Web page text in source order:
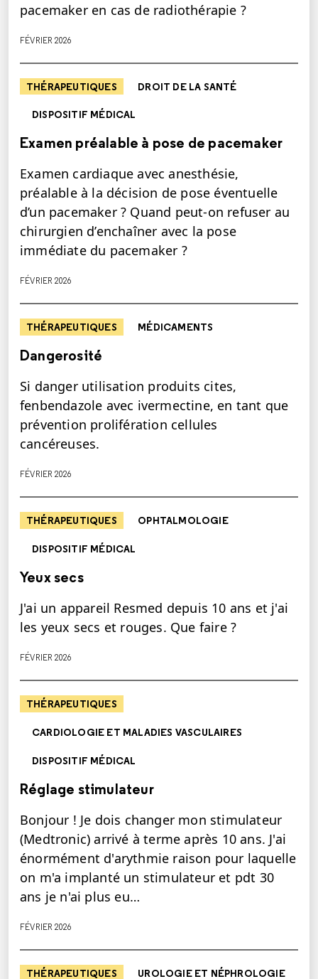
pacemaker en cas de radiothérapie ?
FÉVRIER 2026
THÉRAPEUTIQUES DROIT DE LA SANTÉ
DISPOSITIF MÉDICAL
Examen préalable à pose de pacemaker
Examen cardiaque avec anesthésie,
préalable à la décision de pose éventuelle
d’un pacemaker ? Quand peut-on refuser au
chirurgien d’enchaîner avec la pose
immédiate du pacemaker ?
FÉVRIER 2026
THÉRAPEUTIQUES MÉDICAMENTS
Dangerosité
Si danger utilisation produits cites,
fenbendazole avec ivermectine, en tant que
prévention prolifération cellules
cancéreuses.
FÉVRIER 2026
THÉRAPEUTIQUES OPHTALMOLOGIE
DISPOSITIF MÉDICAL
Yeux secs
J'ai un appareil Resmed depuis 10 ans et j'ai
les yeux secs et rouges. Que faire ?
FÉVRIER 2026
THÉRAPEUTIQUES
CARDIOLOGIE ET MALADIES VASCULAIRES
DISPOSITIF MÉDICAL
Réglage stimulateur
Bonjour ! Je dois changer mon stimulateur
(Medtronic) arrivé à terme après 10 ans. J'ai
énormément d'arythmie raison pour laquelle
on m'a implanté un stimulateur et pdt 30
ans je n'ai plus eu…
FÉVRIER 2026
THÉRAPEUTIQUES UROLOGIE ET NÉPHROLOGIE